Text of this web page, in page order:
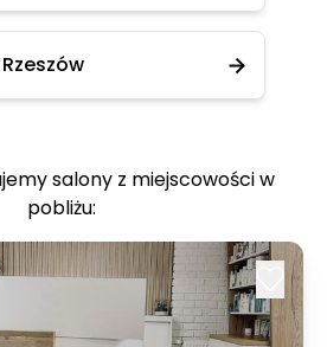
salony z miejscowości w
pobliżu: